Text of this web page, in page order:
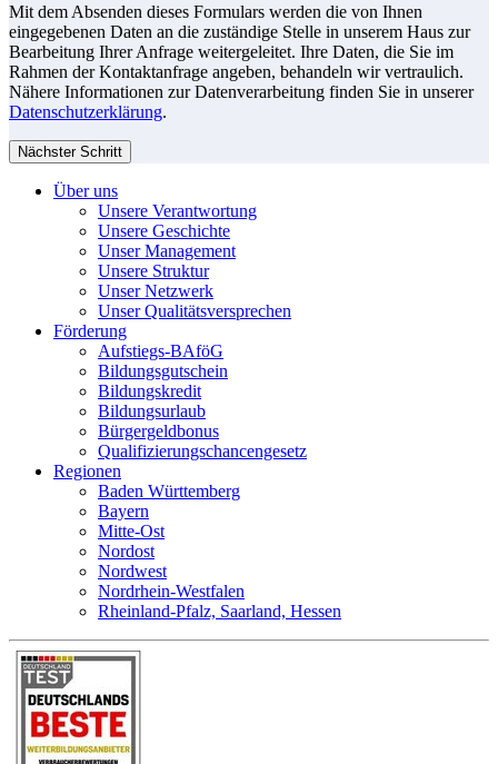
Mit dem Absenden dieses Formulars werden die von Ihnen
eingegebenen Daten an die zuständige Stelle in unserem Haus zur
Bearbeitung Ihrer Anfrage weitergeleitet. Ihre Daten, die Sie im
Rahmen der Kontaktanfrage angeben, behandeln wir vertraulich.
Nähere Informationen zur Datenverarbeitung finden Sie in unserer
Datenschutzerklärung.
Nächster Schritt
Über uns
Unsere Verantwortung
Unsere Geschichte
Unser Management
Unsere Struktur
Unser Netzwerk
Unser Qualitätsversprechen
Förderung
Aufstiegs-BAföG
Bildungsgutschein
Bildungskredit
Bildungsurlaub
Bürgergeldbonus
Qualifizierungschancengesetz
Regionen
Baden Württemberg
Bayern
Mitte-Ost
Nordost
Nordwest
Nordrhein-Westfalen
Rheinland-Pfalz, Saarland, Hessen